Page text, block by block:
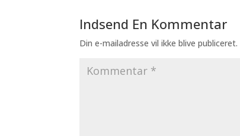
Indsend En Kommentar
Din e-mailadresse vil ikke blive publiceret.